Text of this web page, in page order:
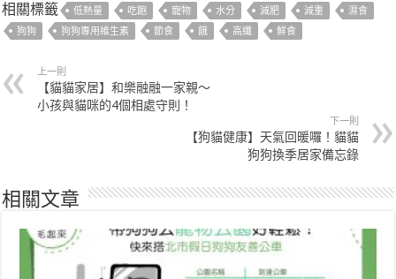
相關標籤 低熱量 吃飽 寵物 水分 減肥 減重
濕食
狗狗
狗狗專用維生素 節食 餓 高纖 鮮食
上一則
【貓貓家居】和樂融融一家親～
小孩與貓咪的4個相處守則！
下一則
【狗貓健康】天氣回暖囉！貓貓
狗狗換季居家備忘錄
相關文章